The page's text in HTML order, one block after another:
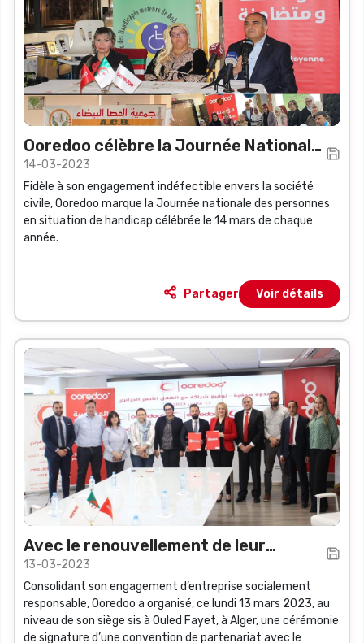
Ooredoo célèbre la Journée Nationale
des Personnes en situation de
Handicap
14-03-2023
Fidèle à son engagement indéfectible envers la société
civile, Ooredoo marque la Journée nationale des personnes
en situation de handicap célébrée le 14 mars de chaque
année.
Partager Voir détails
Avec le renouvellement de leur
partenariat
13-03-2023
Consolidant son engagement d’entreprise socialement
responsable, Ooredoo a organisé, ce lundi 13 mars 2023, au
niveau de son siège sis à Ouled Fayet, à Alger, une cérémonie
de signature d’une convention de partenariat avec le